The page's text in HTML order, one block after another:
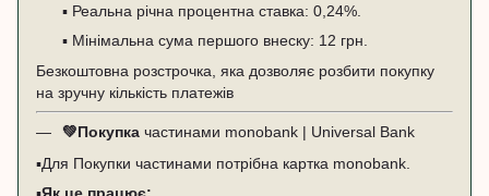
▪️ Реальна річна процентна ставка: 0,24%.
▪️ Мінімальна сума першого внеску: 12 грн.
Безкоштовна розстрочка, яка дозволяє розбити покупку
на зручну кількість платежів
💚Покупка частинами monobank | Universal Bank
▪️Для Покупки частинами потрібна картка monobank.
▪️Як це працює: